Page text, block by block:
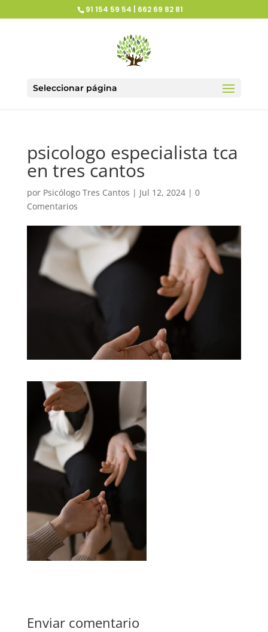
91 154 59 54 | 662 69 82 81
Seleccionar página
psicologo especialista tca
en tres cantos
por Psicólogo Tres Cantos | Jul 12, 2024| 0
Comentarios
Enviar comentario